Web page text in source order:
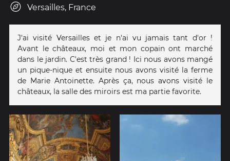
Versailles, France
J'ai visité Versailles et je n'ai vu jamais tant d'or !
Avant le châteaux, moi et mon copain ont marché
dans le jardin. C'est très grand ! Ici nous avons mangé
un pique-nique et ensuite nous avons visité la ferme
de Marie Antoinette. Après ça, nous avons visité le
châteaux, la salle des miroirs est ma partie favorite.